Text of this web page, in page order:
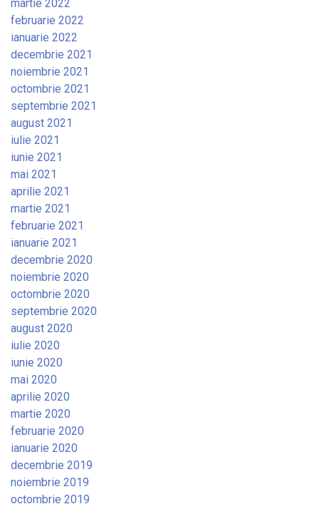
martie 2022
februarie 2022
ianuarie 2022
decembrie 2021
noiembrie 2021
octombrie 2021
septembrie 2021
august 2021
iulie 2021
iunie 2021
mai 2021
aprilie 2021
martie 2021
februarie 2021
ianuarie 2021
decembrie 2020
noiembrie 2020
octombrie 2020
septembrie 2020
august 2020
iulie 2020
iunie 2020
mai 2020
aprilie 2020
martie 2020
februarie 2020
ianuarie 2020
decembrie 2019
noiembrie 2019
octombrie 2019